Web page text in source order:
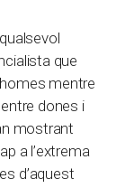
que
mentre
dones i
mostrant
a l’extrema
d’aquest